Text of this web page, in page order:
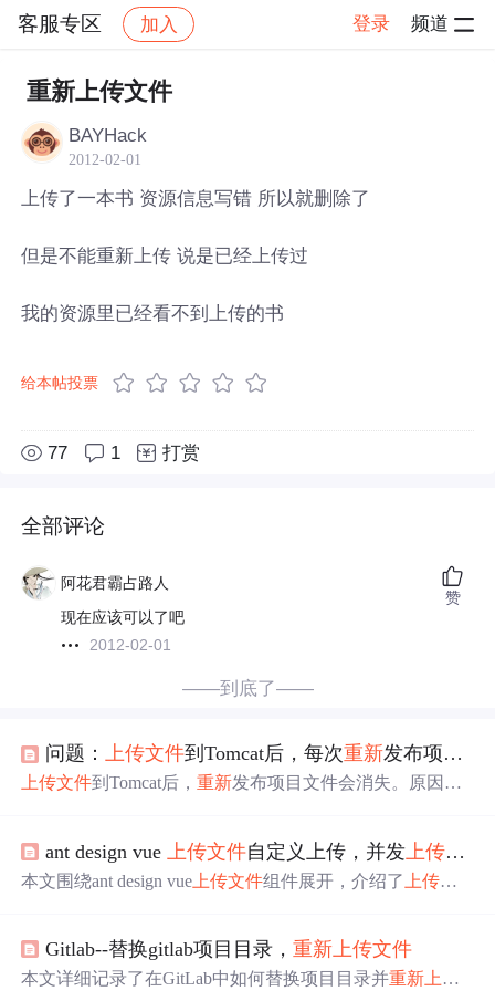
客服专区 加入 登录 频道
社区 客服专区
重新上传文件
BAYHack
2012-02-01
上传了一本书 资源信息写错 所以就删除了
但是不能重新上传 说是已经上传过
我的资源里已经看不到上传的书
给本帖投票
77 1 打赏
全部评论
阿花君霸占路人
现在应该可以了吧
2012-02-01
赞
——到底了——
问题：上传文件到Tomcat后，每次重新发布项目，之前上传的文件莫名其妙消失了
上传文件到Tomcat后，重新发布项目文件会消失。原因是T
后一般不会有此问题，若需重新部署可提前备份文件，也
可将路径放项目外并修改server.xml。
ant design vue 上传文件自定义上传，并发 上传文件
本文围绕ant design vue 上传文件组件展开，介绍了 上传文
类型检查和上传操作，还提及 重新 上传、取消上传以及文
件状态回调等内容。
Gitlab--替换gitlab项目目录，重新 上传文件
本文详细记录了在GitLab中如何替换项目目录并重新 上传